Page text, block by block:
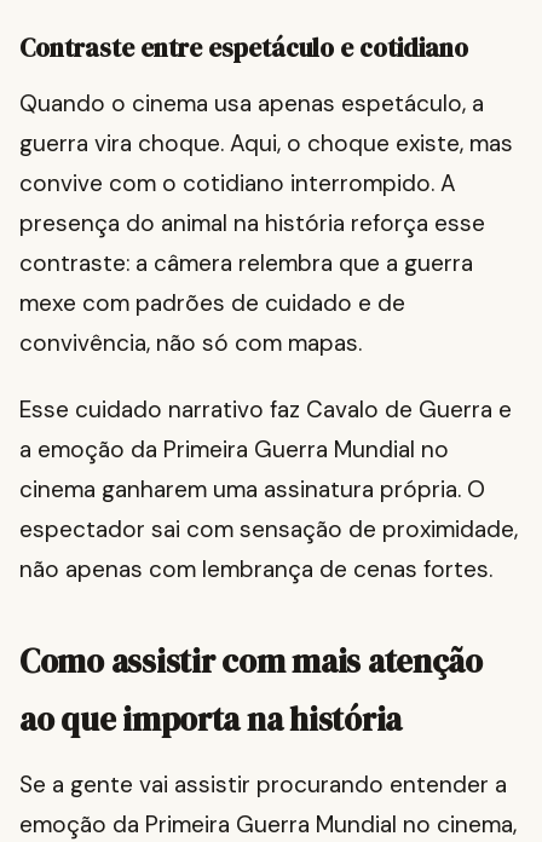
Contraste entre espetáculo e cotidiano
Quando o cinema usa apenas espetáculo, a
guerra vira choque. Aqui, o choque existe, mas
convive com o cotidiano interrompido. A
presença do animal na história reforça esse
contraste: a câmera relembra que a guerra
mexe com padrões de cuidado e de
convivência, não só com mapas.
Esse cuidado narrativo faz Cavalo de Guerra e
a emoção da Primeira Guerra Mundial no
cinema ganharem uma assinatura própria. O
espectador sai com sensação de proximidade,
não apenas com lembrança de cenas fortes.
Como assistir com mais atenção
ao que importa na história
Se a gente vai assistir procurando entender a
emoção da Primeira Guerra Mundial no cinema,